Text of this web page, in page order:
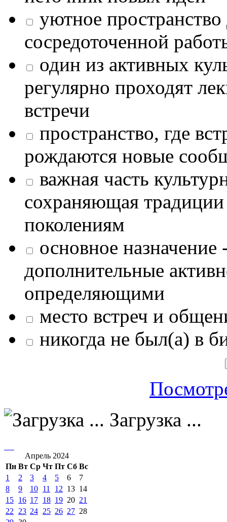
уютное
сосредоточенной
один из активных
регулярно проходят
встречи
пространство, где
рождаются новые
важная часть
сохраняющая
поколениям
основное назначение
дополнительные
определяющими
место встреч и
никогда не был(а) в
Загрузка ...
Апрель 2024
Пн Вт Ср Чт Пт Сб Вс
1 2 3 4 5 6
7
8
9 10 11 12 13 14
15 16 17 18 19 20 21
22
23 24 25 26 27 28